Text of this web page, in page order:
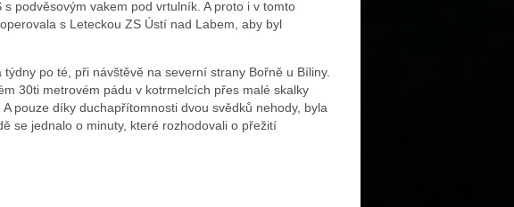
podvěsovým vakem pod vrtulník. A proto i v tomto
s Leteckou ZS Ústí nad Labem, aby byl
po té, při návštěvě na severní strany Bořně u Bíliny.
30ti metrovém pádu v kotrmelcích přes malé skalky
pouze díky duchapřítomnosti dvou svědků nehody, byla
se jednalo o minuty, které rozhodovali o přežití